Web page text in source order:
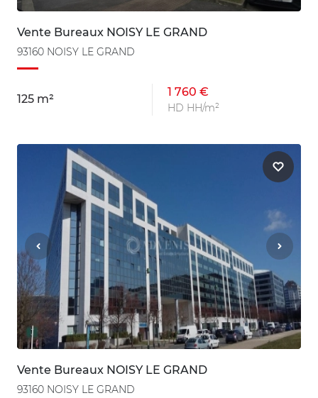
Vente Bureaux NOISY LE GRAND
93160 NOISY LE GRAND
125 m²
1 760 €
HD HH/m²
Vente Bureaux NOISY LE GRAND
93160 NOISY LE GRAND